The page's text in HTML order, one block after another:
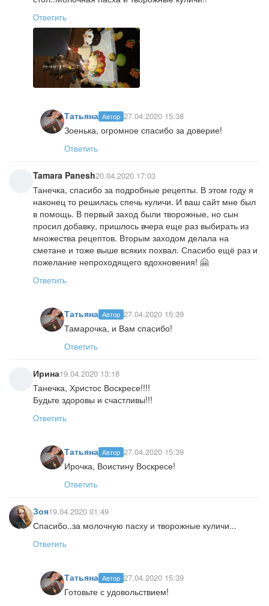
Ответить
Татьяна Автор 27.04.2020 15:38
Зоенька, огромное спасибо за доверие!
Ответить
Tamara Panesh20.04.2020 17:03
Танечка, спасибо за подробные рецепты. В этом году я
наконец то решилась спечь куличи. И ваш сайт мне был
в помощь. В первый заход были творожные, но сын
просил добавку, пришлось вчера еще раз выбирать из
множества рецептов. Вторым заходом делала на
сметане и тоже выше всяких похвал. Спасибо ещё раз и
пожелание непроходящего вдохновения! 🤗
Ответить
Татьяна Автор 27.04.2020 15:39
Тамарочка, и Вам спасибо!
Ответить
Ирина19.04.2020 13:18
Танечка, Христос Воскресе!!!!
Будьте здоровы и счастливы!!!
Ответить
Татьяна Автор 27.04.2020 15:39
Ирочка, Воистину Воскресе!
Ответить
Зоя19.04.2020 01:49
Спасибо..за молочную пасху и творожные куличи...
Ответить
Татьяна Автор 27.04.2020 15:39
Готовьте с удовольствием!